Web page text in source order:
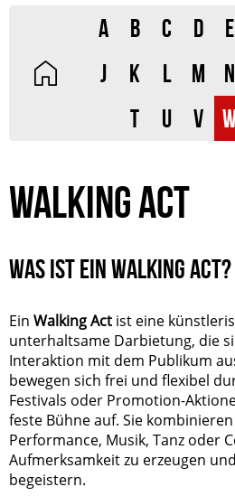
A B C D E
J
K L M N
T
U V
WALKING ACT
WAS IST EIN WALKING ACT?
Ein Walking Act ist eine
unterhaltsame Darbietung, die
Interaktion mit dem Publikum
bewegen sich frei und flexibel
Festivals oder Promotion-
feste Bühne auf. Sie
Performance, Musik, Tanz oder
Aufmerksamkeit zu erzeugen
begeistern.